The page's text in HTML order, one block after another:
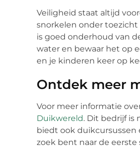
Veiligheid staat altijd
snorkelen onder
is goed onderhoud van
water en bewaar het op
en je kinderen keer op
Ontdek meer
Voor meer informatie
Duikwereld. Dit bedrijf is
biedt ook duikcursussen
zoek bent naar de